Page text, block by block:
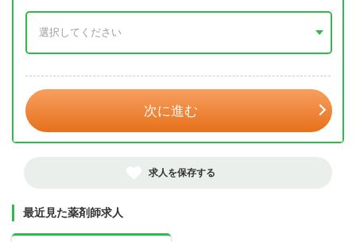
次に進む
求人を保存する
最近見た薬剤師求人